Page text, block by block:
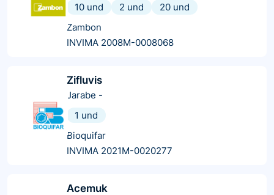
10 und
2 und
20 und
Zambon
INVIMA 2008M-0008068
Zifluvis
Jarabe -
1 und
Bioquifar
INVIMA 2021M-0020277
Acemuk